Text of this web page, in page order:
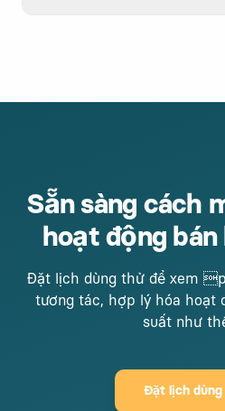
Sẵn sàng cách
hoạt động
Đặt lịch dùng thử để xem
tương tác, hợp lý hóa hoạt
suất như
Đặt lịch